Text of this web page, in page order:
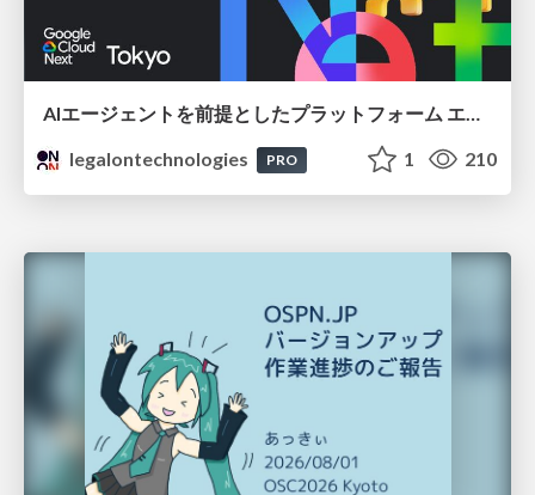
AIエージェントを前提としたプラットフォーム エンジニアリング：GKEで作るAgent-Ready Golden Path
legalontechnologies
PRO 1 210